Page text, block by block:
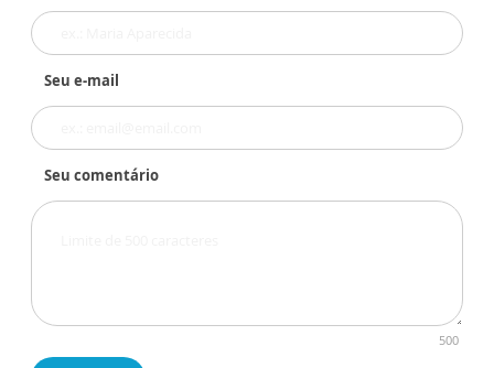
Seu e-mail
Seu comentário
500